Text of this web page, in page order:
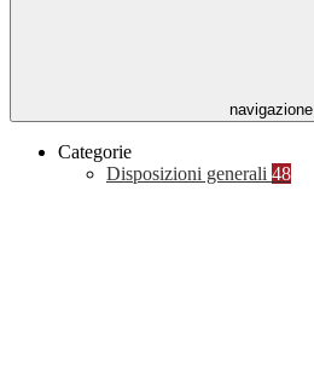
navigazione
Categorie
Disposizioni generali 48